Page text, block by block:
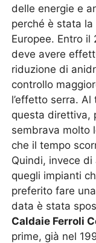
delle energie e
perché è stata
Europee. Entro
deve avere
riduzione di
controllo
l’effetto serra.
questa direttiva,
sembrava molto
che il tempo
Quindi, invece
quegli impianti
preferito fare
data è stata
Caldaie Ferroli
prime, già nel